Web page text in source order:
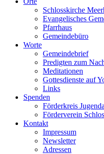
Schlosskirche
Evangelisches
Pfarrhaus
Gemeindebüro
Worte
Gemeindebrief
Predigten zum
Meditationen
Gottesdienste auf
Links
Spenden
Förderkreis
Förderverein
Kontakt
Impressum
Newsletter
Adressen